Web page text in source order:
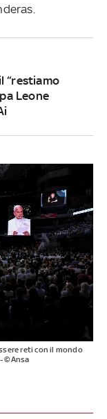
“restiamo
Leone
reti con il mondo
©Ansa